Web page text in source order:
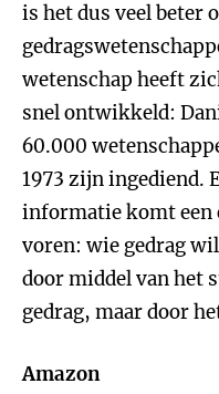
is het dus veel beter
wetenschap heeft
snel ontwikkeld:
60.000
1973 zijn ingediend.
informatie komt een
voren: wie gedrag
door middel van het
gedrag, maar door
Amazon